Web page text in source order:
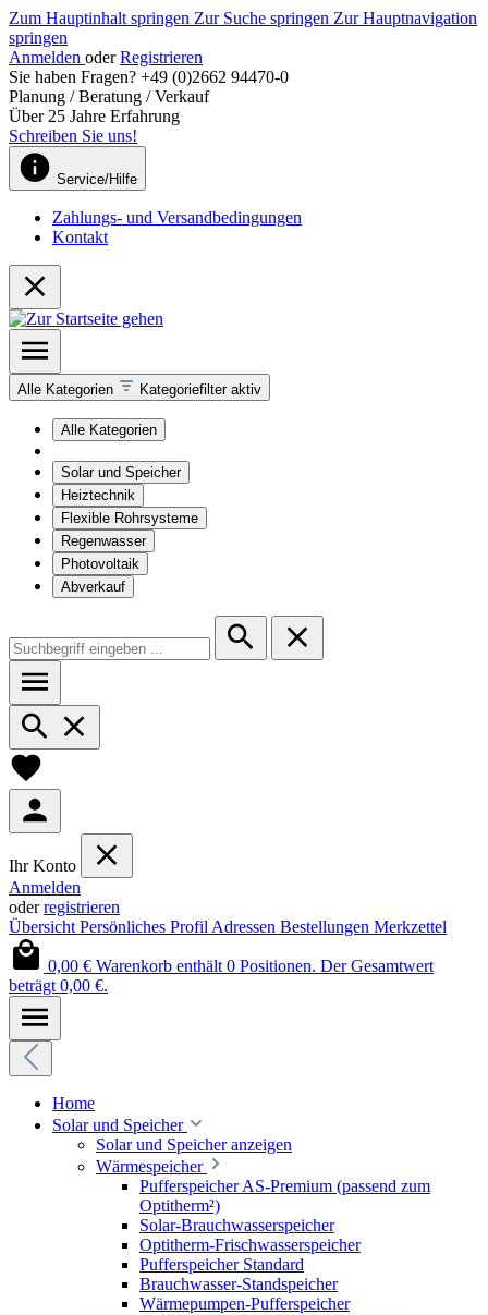
Zum Hauptinhalt springen Zur Suche springen Zur Hauptnavigation
springen
Anmelden oder Registrieren
Sie haben Fragen? +49 (0)2662 94470-0
Planung / Beratung / Verkauf
Über 25 Jahre Erfahrung
Schreiben Sie uns!
Service/Hilfe
Zahlungs- und Versandbedingungen
Kontakt
Alle Kategorien Kategoriefilter aktiv
Alle Kategorien
Solar und Speicher
Heiztechnik
Flexible Rohrsysteme
Regenwasser
Photovoltaik
Abverkauf
Ihr Konto
Anmelden
oderregistrieren
Übersicht Persönliches Profil Adressen Bestellungen Merkzettel
0,00 € Warenkorb enthält 0 Positionen. Der Gesamtwert
beträgt 0,00 €.
Home
Solar und Speicher
Solar und Speicher anzeigen
Wärmespeicher
Pufferspeicher AS-Premium (passend zum
Optitherm²)
Solar-Brauchwasserspeicher
Optitherm-Frischwasserspeicher
Pufferspeicher Standard
Brauchwasser-Standspeicher
Wärmepumpen-Pufferspeicher